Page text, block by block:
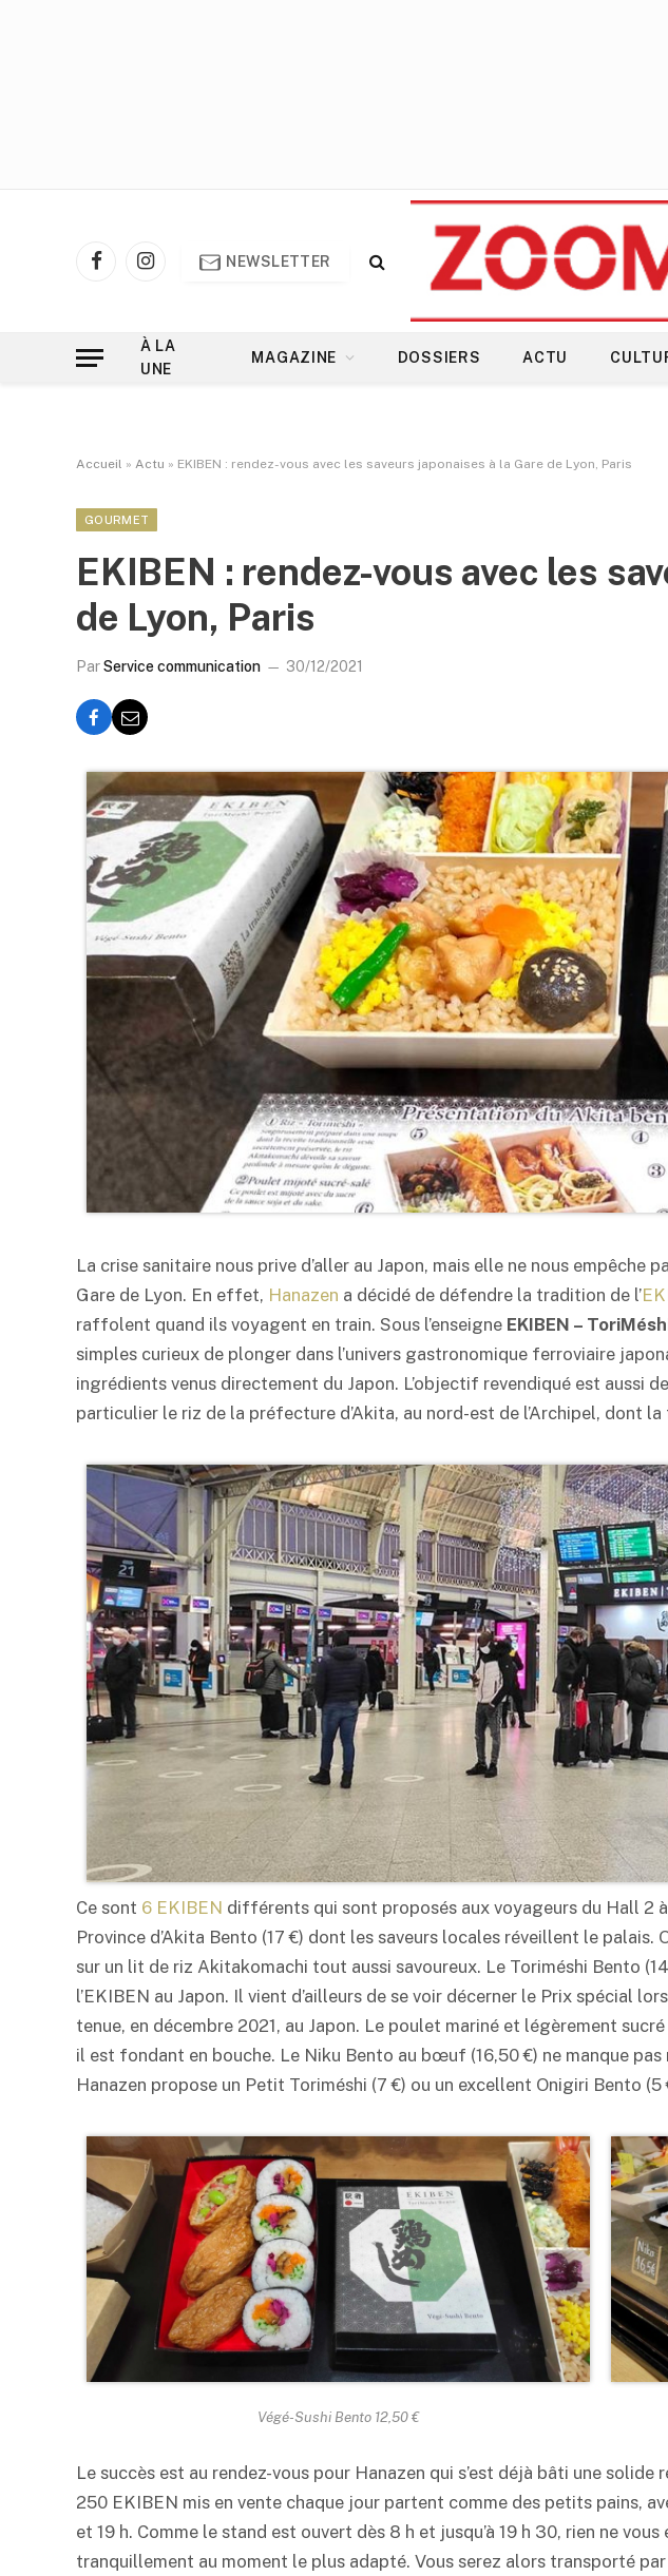
FacebookInstagram
NEWSLETTER
À LA
UNE
MAGAZINE DOSSIERS ACTU
Accueil » Actu » EKIBEN : rendez-vous avec les saveurs japonaises à la Gare de Lyon, Paris
GOURMET
EKIBEN : rendez-vous avec les
de Lyon, Paris
ParService communication 30/12/2021
La crise sanitaire nous prive d’aller au Japon, mais elle ne nous empêche
Gare de Lyon. En effet, Hanazen a décidé de défendre la tradition de l’
raffolent quand ils voyagent en train. Sous l’enseigne EKIBEN –
simples curieux de plonger dans l’univers gastronomique ferroviaire
ingrédients venus directement du Japon. L’objectif revendiqué est aussi
particulier le riz de la préfecture d’Akita, au nord-est de l’Archipel, dont
Ce sont 6 EKIBEN différents qui sont proposés aux voyageurs du Hall 2
Province d’Akita Bento (17 €) dont les saveurs locales réveillent le
sur un lit de riz Akitakomachi tout aussi savoureux. Le Toriméshi Bento
l’EKIBEN au Japon. Il vient d’ailleurs de se voir décerner le Prix spécial
tenue, en décembre 2021, au Japon. Le poulet mariné et légèrement
il est fondant en bouche. Le Niku Bento au bœuf (16,50 €) ne manque
Hanazen propose un Petit Toriméshi (7 €) ou un excellent Onigiri Bento (5
Végé-Sushi Bento12,50 €
Le succès est au rendez-vous pour Hanazen qui s’est déjà bâti une
250 EKIBEN mis en vente chaque jour partent comme des petits pains,
et 19 h. Comme le stand est ouvert dès 8 h et jusqu’à 19 h 30, rien ne
tranquillement au moment le plus adapté. Vous serez alors transporté